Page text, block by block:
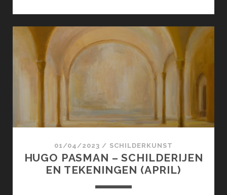
DE
(MEI)
01/04/2023 / SCHILDERKUNST
HUGO PASMAN – SCHILDERIJEN
EN TEKENINGEN (APRIL)